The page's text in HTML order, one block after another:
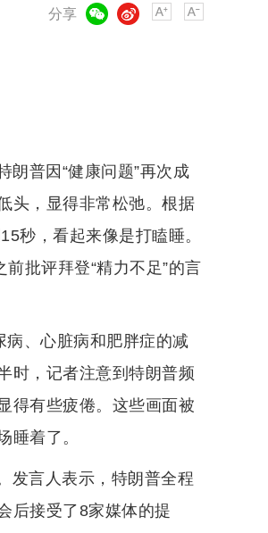
分享
微博
普因“健康问题”再次成
头，显得非常松弛。根据
秒，看起来像是打瞌睡。
批评拜登“精力不足”的言
、心脏病和肥胖症的减
时，记者注意到特朗普频
得有些疲倦。这些画面被
睡着了。
发言人表示，特朗普全程
后接受了8家媒体的提